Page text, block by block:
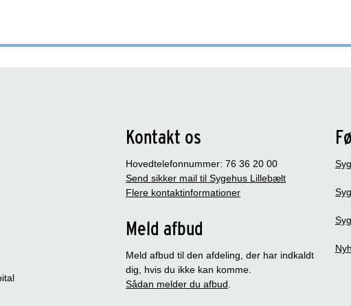
Kontakt os
Hovedtelefonnummer: 76 36 20 00
Send sikker mail til Sygehus Lillebælt
Flere kontaktinformationer
Meld afbud
Meld afbud til den afdeling, der har indkaldt
dig, hvis du ikke kan komme.
Sådan melder du afbud